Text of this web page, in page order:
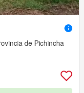
de Pichincha